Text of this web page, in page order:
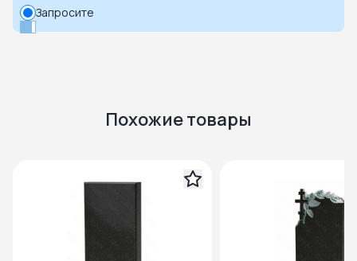
Запросите
Похожие товары